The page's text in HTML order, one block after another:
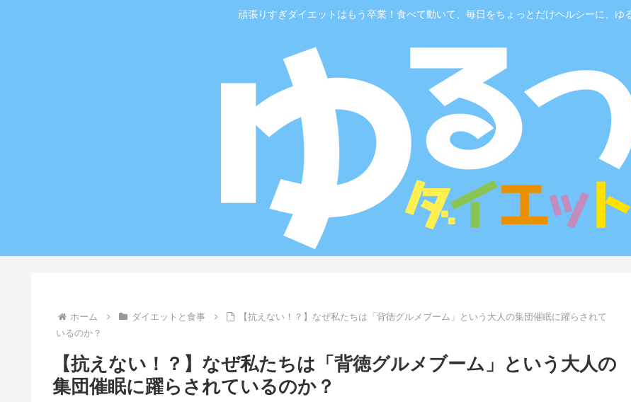
頑張りすぎダイエットはもう卒業！食べて動いて、毎日をちょっとだけヘルシーに、ゆ
ホーム ダイエットと食事
【抗えない！？】なぜ私たちは「背徳グルメブーム」という大人の集団催眠に躍らされて
いるのか？
【抗えない！？】なぜ私たちは「背徳グルメブーム」という大人の
集団催眠に躍らされているのか？